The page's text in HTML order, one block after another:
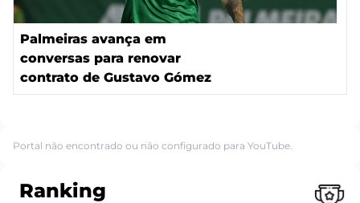
Palmeiras avança em
conversas para renovar
contrato de Gustavo Gómez
Portal não encontrado ou não configurado para YouTube.
Ranking